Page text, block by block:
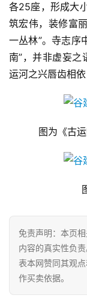
联
系
我
们
各25座，形成大
筑宏伟，装修富
一丛林”。寺志序
南”，并非虚妄
运河之兴唇齿相依
图为《古
免责声明：本页
内容的真实性负
表本网赞同其观
作买卖依据。